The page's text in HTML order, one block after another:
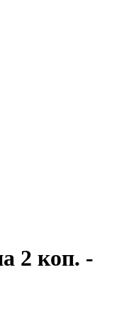
2 коп. -